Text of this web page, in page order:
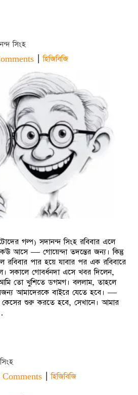
সিংহ
|হিজিবিজি
গল্প) সদানন্দ সিংহ রবিবার এলে
আসে — গোয়েন্দা তদন্তের জন্য। কিন্তু
পার হয়ে যাবার পর এক রবিবারে
সকালে গোবর্ধনদা এসে খবর দিলেন,
তো খুশিতে ডগমগ। বললাম, তাহলে
আমাদেরকে বাইরে যেতে হবে। —
শুরু করতে হবে, সেখানে। আমার
|হিজিবিজি